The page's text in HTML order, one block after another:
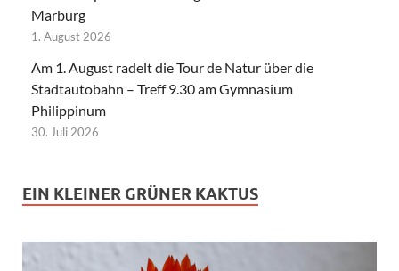
Marburg
1. August 2026
Am 1. August radelt die Tour de Natur über die
Stadtautobahn – Treff 9.30 am Gymnasium
Philippinum
30. Juli 2026
EIN KLEINER GRÜNER KAKTUS